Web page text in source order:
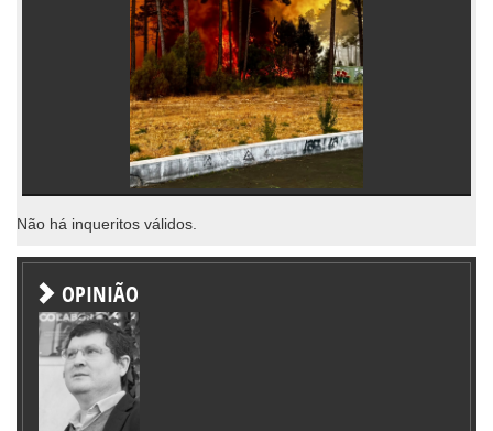
Não há inqueritos válidos.
OPINIÃO